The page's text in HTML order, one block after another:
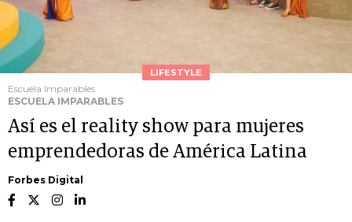
LIFESTYLE
Escuela Imparables
ESCUELA IMPARABLES
Así es el reality show para mujeres
emprendedoras de América Latina
Forbes Digital